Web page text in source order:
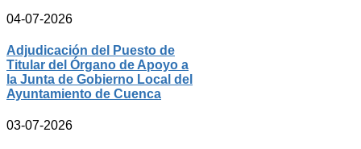
04-07-2026
Adjudicación del Puesto de
Titular del Órgano de Apoyo a
la Junta de Gobierno Local del
Ayuntamiento de Cuenca
03-07-2026